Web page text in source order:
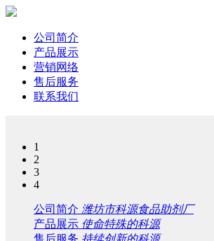
公司简介
产品展示
营销网络
售后服务
联系我们
1
2
3
4
公司简介 潍坊市科源食品助剂厂
产品展示 使命特殊的科源
售后服务 持续创新的科源